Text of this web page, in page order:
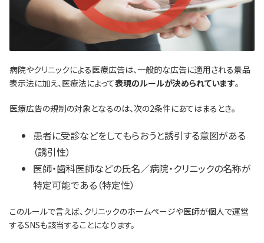
病院やクリニックによる医療広告は、一般的な広告に適用される景品
表示法に加え、医療法によって表現のルールが決められています。
医療広告の規制の対象となるのは、次の2条件にあてはまるとき。
患者に受診などをしてもらおうと誘引する意図がある
（誘引性）
医師・歯科医師などの氏名／病院・クリニックの名称が
特定可能である（特定性）
このルールで言えば、クリニックのホームページや医師が個人で運営
するSNSも該当することになります。